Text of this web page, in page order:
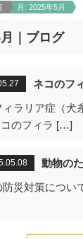
月: 2025年5月
｜ブログ
ネコのフ
ィラリア症（
のフィラ […]
動物の
災対策につい